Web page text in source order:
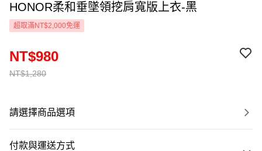
HONOR柔和垂墜領挖肩寬版上衣-黑
超取滿NT$2,000免運
NT$1,280
NT$980
請選擇商品選項
付款與運送方式